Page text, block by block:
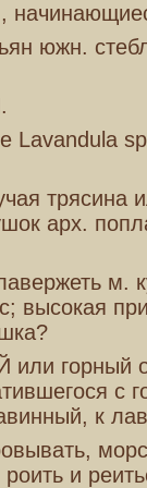
южн.
Lavandula
трясина
арх.
м.
высокая
горный
с
к
и